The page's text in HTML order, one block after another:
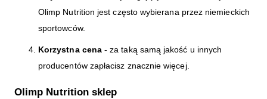
Olimp Nutrition jest często wybierana przez niemieckich
sportowców.
Korzystna cena- za taką samą jakość u innych
producentów zapłacisz znacznie więcej.
Olimp Nutrition sklep